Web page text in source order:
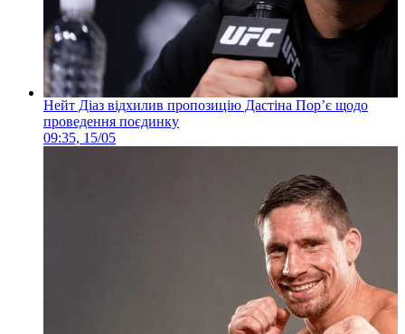
Нейт Діаз відхилив пропозицію Дастіна Пор’є щодо
проведення поєдинку
09:35, 15/05